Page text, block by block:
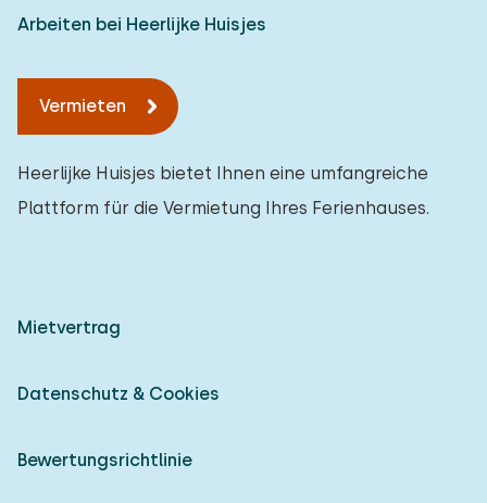
Arbeiten bei Heerlijke Huisjes
Vermieten
Heerlijke Huisjes bietet Ihnen eine umfangreiche
Plattform für die Vermietung Ihres Ferienhauses.
Mietvertrag
Datenschutz & Cookies
Bewertungsrichtlinie